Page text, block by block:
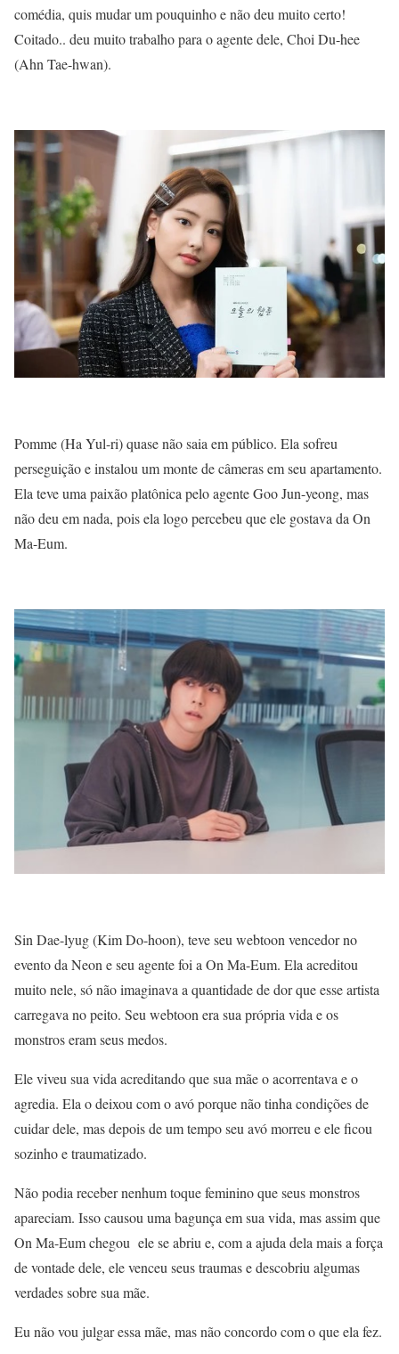
comédia, quis mudar um pouquinho e não deu muito certo!
Coitado.. deu muito trabalho para o agente dele, Choi Du-hee
(Ahn Tae-hwan).
Pomme (Ha Yul-ri) quase não saia em público. Ela sofreu
perseguição e instalou um monte de câmeras em seu apartamento.
Ela teve uma paixão platônica pelo agente Goo Jun-yeong, mas
não deu em nada, pois ela logo percebeu que ele gostava da On
Ma-Eum.
Sin Dae-lyug (Kim Do-hoon), teve seu webtoon vencedor no
evento da Neon e seu agente foi a On Ma-Eum. Ela acreditou
muito nele, só não imaginava a quantidade de dor que esse artista
carregava no peito. Seu webtoon era sua própria vida e os
monstros eram seus medos.
Ele viveu sua vida acreditando que sua mãe o acorrentava e o
agredia. Ela o deixou com o avó porque não tinha condições de
cuidar dele, mas depois de um tempo seu avó morreu e ele ficou
sozinho e traumatizado.
Não podia receber nenhum toque feminino que seus monstros
apareciam. Isso causou uma bagunça em sua vida, mas assim que
On Ma-Eum chegou ele se abriu e, com a ajuda dela mais a força
de vontade dele, ele venceu seus traumas e descobriu algumas
verdades sobre sua mãe.
Eu não vou julgar essa mãe, mas não concordo com o que ela fez.